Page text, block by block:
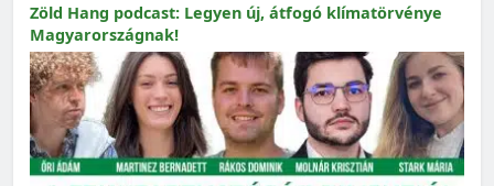
Zöld Hang podcast: Legyen új, átfogó klímatörvénye
Magyarországnak!